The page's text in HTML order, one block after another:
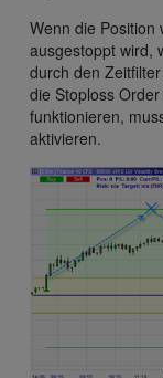
Wenn die Position
ausgestoppt wird,
durch den
die Stoploss
funktionieren,
aktivieren.